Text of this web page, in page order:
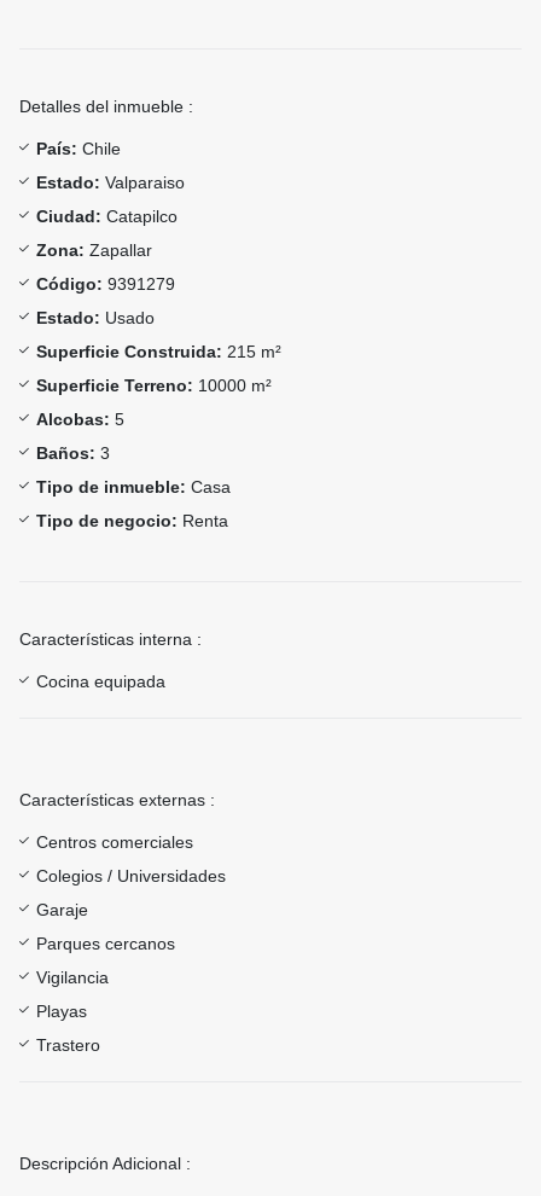
Detalles del inmueble :
País: Chile
Estado: Valparaiso
Ciudad: Catapilco
Zona: Zapallar
Código: 9391279
Estado: Usado
Superficie Construida: 215 m²
Superficie Terreno: 10000 m²
Alcobas: 5
Baños: 3
Tipo de inmueble: Casa
Tipo de negocio: Renta
Características interna :
Cocina equipada
Características externas :
Centros comerciales
Colegios / Universidades
Garaje
Parques cercanos
Vigilancia
Playas
Trastero
Descripción Adicional :